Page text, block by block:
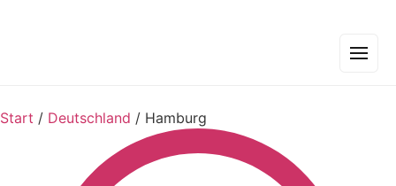
Start / Deutschland / Hamburg